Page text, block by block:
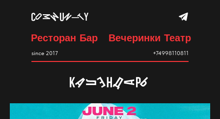
Ресторан Бар Вечеринки Театр
+74998110811
since 2017